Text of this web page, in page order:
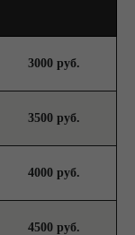
3000 руб.
3500 руб.
4000 руб.
4500 руб.